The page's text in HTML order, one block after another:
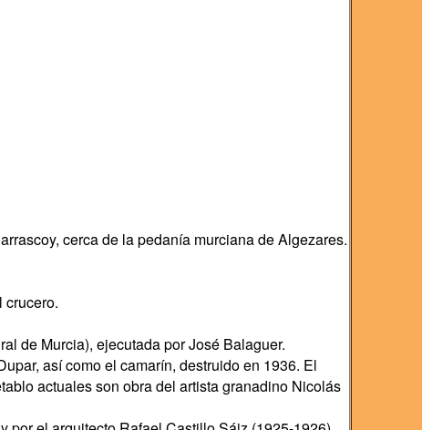
cerca de la pedanía murciana de Algezares.
crucero.
de Murcia), ejecutada por José Balaguer.
así como el camarín, destruido en 1936. El
actuales son obra del artista granadino Nicolás